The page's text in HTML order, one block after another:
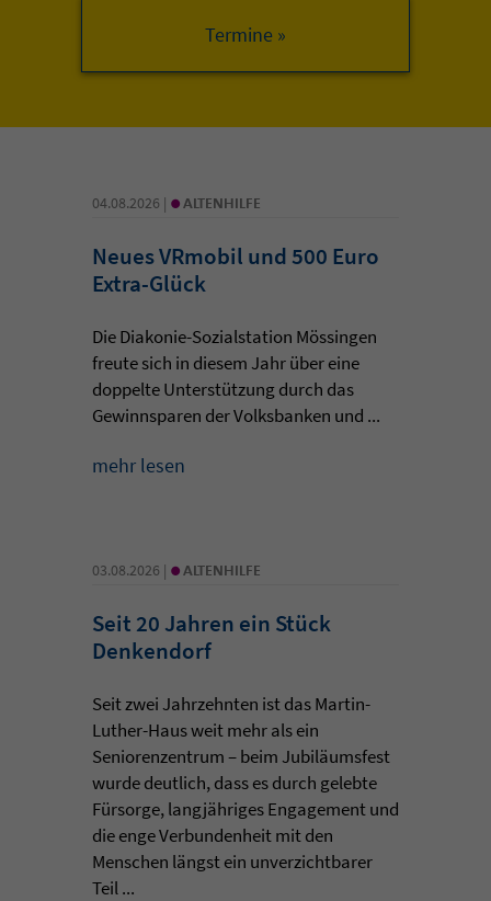
04.08.2026 | • ALTENHILFE
Neues VRmobil und 500 Euro
Extra-Glück
Die Diakonie-Sozialstation Mössingen
freute sich in diesem Jahr über eine
doppelte Unterstützung durch das
Gewinnsparen der Volksbanken und ...
mehr lesen
03.08.2026 | • ALTENHILFE
Seit 20 Jahren ein Stück
Denkendorf
Seit zwei Jahrzehnten ist das Martin-
Luther-Haus weit mehr als ein
Seniorenzentrum – beim Jubiläumsfest
wurde deutlich, dass es durch gelebte
Fürsorge, langjähriges Engagement und
die enge Verbundenheit mit den
Menschen längst ein unverzichtbarer
Teil ...